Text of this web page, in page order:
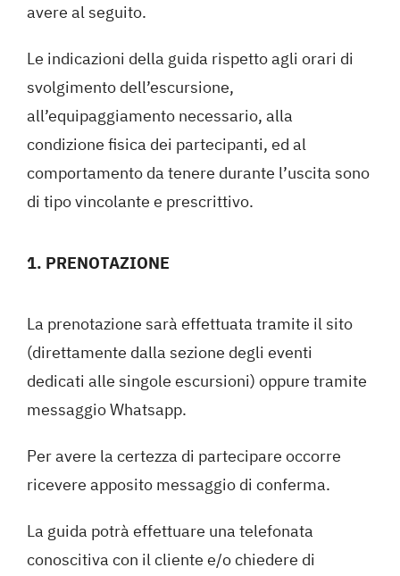
avere al seguito.
Le indicazioni della guida rispetto agli orari di
svolgimento dell’escursione,
all’equipaggiamento necessario, alla
condizione fisica dei partecipanti, ed al
comportamento da tenere durante l’uscita sono
di tipo vincolante e prescrittivo.
1. PRENOTAZIONE
La prenotazione sarà effettuata tramite il sito
(direttamente dalla sezione degli eventi
dedicati alle singole escursioni) oppure tramite
messaggio Whatsapp.
Per avere la certezza di partecipare occorre
ricevere apposito messaggio di conferma.
La guida potrà effettuare una telefonata
conoscitiva con il cliente e/o chiedere di